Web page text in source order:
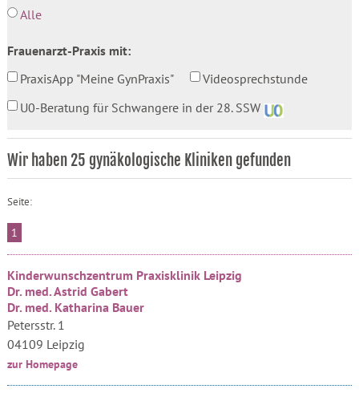
Alle
Frauenarzt-Praxis mit:
PraxisApp "Meine GynPraxis"
Videosprechstunde
U0-Beratung für Schwangere in der 28. SSW
Wir haben 25 gynäkologische Kliniken gefunden
Seite:
1
Kinderwunschzentrum Praxisklinik Leipzig
Dr. med. Astrid Gabert
Dr. med. Katharina Bauer
Petersstr. 1
04109 Leipzig
zur Homepage